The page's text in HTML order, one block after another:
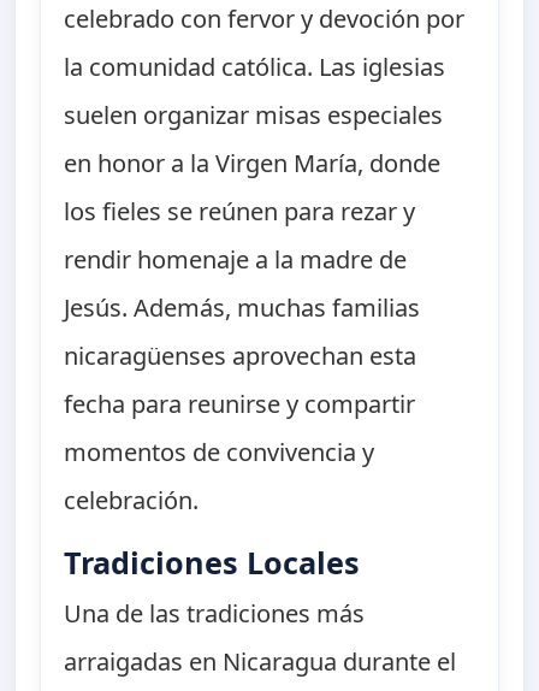
celebrado con fervor y devoción por
la comunidad católica. Las iglesias
suelen organizar misas especiales
en honor a la Virgen María, donde
los fieles se reúnen para rezar y
rendir homenaje a la madre de
Jesús. Además, muchas familias
nicaragüenses aprovechan esta
fecha para reunirse y compartir
momentos de convivencia y
celebración.
Tradiciones Locales
Una de las tradiciones más
arraigadas en Nicaragua durante el